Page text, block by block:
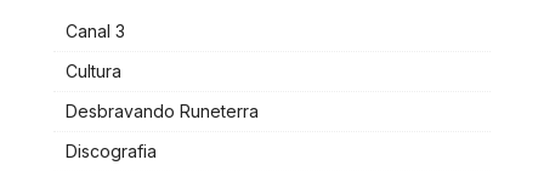
Canal 3
Cultura
Desbravando Runeterra
Discografia